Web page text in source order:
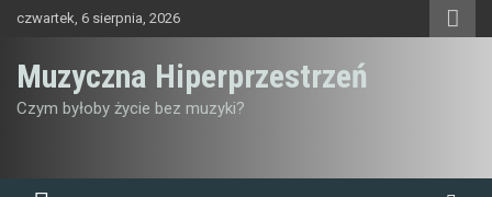
czwartek, 6 sierpnia, 2026
Muzyczna Hiperprzestrzeń
Czym byłoby życie bez muzyki?